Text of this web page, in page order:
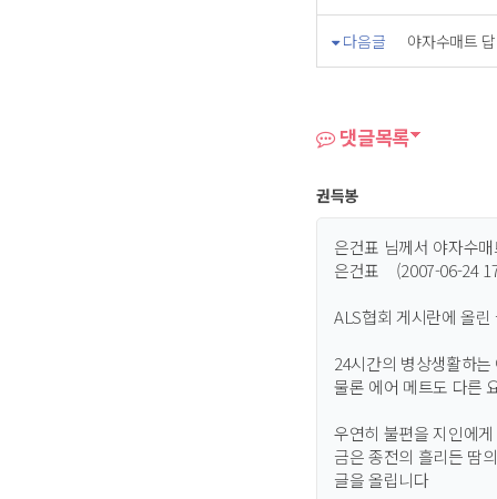
다음글 야자수매트
댓글목록
권득봉
은건표 님께서 야자수
은건표 (2007-06-24
ALS협회 게시란에 올
24시간의 병상생활하
물론 에어 메트도 다른
우연히 불편을 지인에
금은 종전의 흘리든 땀
글을 올립니다